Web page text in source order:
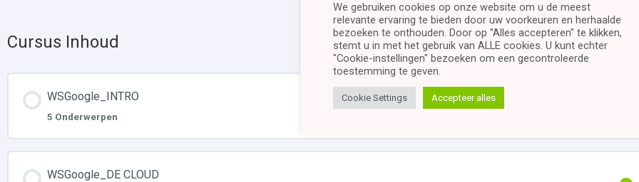
Cursus Inhoud
WSGoogle_INTRO
5 Onderwerpen
WSGoogle_DE CLOUD
We gebruiken cookies op onze website om u de meest
relevante ervaring te bieden door uw voorkeuren en herhaalde
bezoeken te onthouden. Door op "Alles accepteren" te klikken,
stemt u in met het gebruik van ALLE cookies. U kunt echter
"Cookie-instellingen" bezoeken om een ​​gecontroleerde
toestemming te geven.
Cookie Settings Accepteer alles